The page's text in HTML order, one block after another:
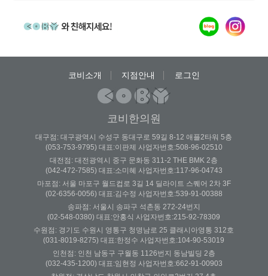
코비소개 지점안내 로그인
코비한의원
대구점: 대구광역시 수성구 동대구로 59길 8-12 애플2타워 5층
(053-753-9795) 대표:이판제 사업자번호:508-96-02510
대전점: 대전광역시 중구 문화동 311-2 THE BMK 2층
(042-472-7585) 대표:소미혜 사업자번호:117-96-04743
마포점: 서울 마포구 월드컵로 3길 14 딜라이트 스퀘어 2차 3F
(02-6356-0056) 대표:김수정 사업자번호:539-91-00388
송파점: 서울시 송파구 석촌동 272-24번지
(02-548-0380) 대표:안홍식 사업자번호:215-92-78309
수원점: 경기도 수원시 영통구 청명남로 25 클래시아영통 312호
(031-8019-8275) 대표:한정수 사업자번호:104-90-53019
인천점: 인천 남동구 구월동 1126번지 동남빌딩 2층
(032-435-1200) 대표:임현정 사업자번호:662-91-00903